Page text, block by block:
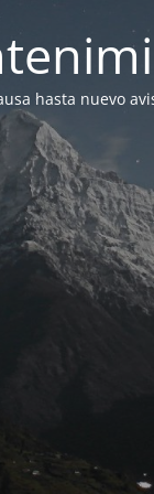
hasta nuevo